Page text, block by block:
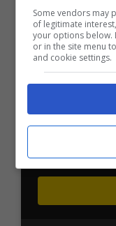
Bonus
Some vendors may
of legitimate
your options below.
or in the site menu
and cookie settings.